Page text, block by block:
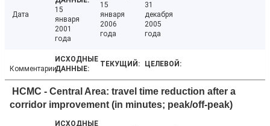
Дата
15
января
2001
года
15
января
2006
года
31
декабря
2005
года
Комментарии
HCMC - Central Area: travel time reduction after a
corridor improvement (in minutes; peak/off-peak)